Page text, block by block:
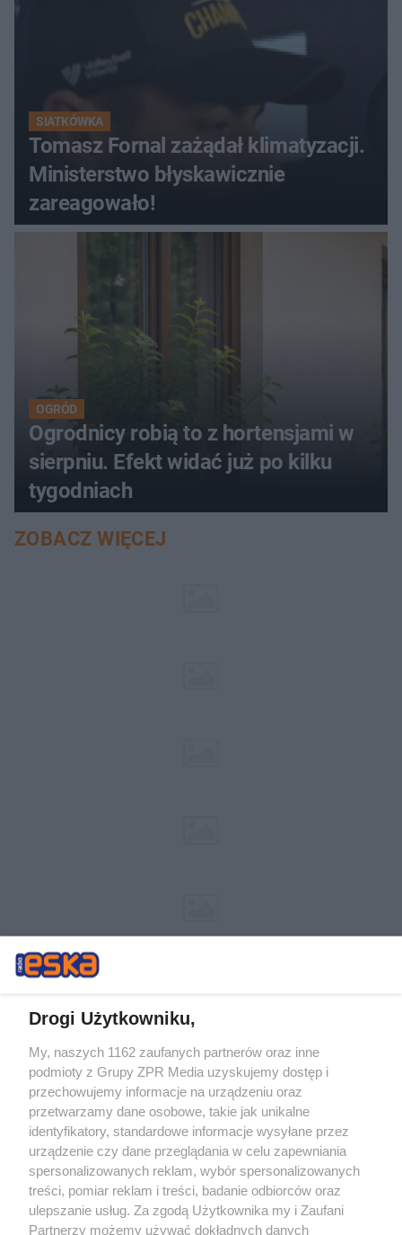
SIATKÓWKA
Tomasz Fornal zażądał klimatyzacji.
Ministerstwo błyskawicznie
zareagowało!
OGRÓD
Ogrodnicy robią to z hortensjami w
sierpniu. Efekt widać już po kilku
tygodniach
ZOBACZ WIĘCEJ
Żaden utwór zamieszczony w serwisie nie może być powielany i
rozpowszechniany lub dalej rozpowszechniany w jakikolwiek sposób (w
tym także elektroniczny lub mechaniczny) na jakimkolwiek polu
eksploatacji w jakiejkolwiek formie, włącznie z umieszczaniem w
Internecie bez pisemnej zgody właściciela praw. Jakiekolwiek użycie lub
wykorzystanie utworów w całości lub w części z naruszeniem prawa,
tzn. bez właściwej zgody, jest zabronione pod groźbą kary i może być
ścigane prawnie.
Drogi Użytkowniku,
My, naszych 1162 zaufanych partnerów oraz inne
podmioty z Grupy ZPR Media uzyskujemy dostęp i
przechowujemy informacje na urządzeniu oraz
przetwarzamy dane osobowe, takie jak unikalne
identyfikatory, standardowe informacje wysyłane przez
urządzenie czy dane przeglądania w celu zapewniania
spersonalizowanych reklam, wybór spersonalizowanych
treści, pomiar reklam i treści, badanie odbiorców oraz
ulepszanie usług. Za zgodą Użytkownika my i Zaufani
Partnerzy możemy używać dokładnych danych